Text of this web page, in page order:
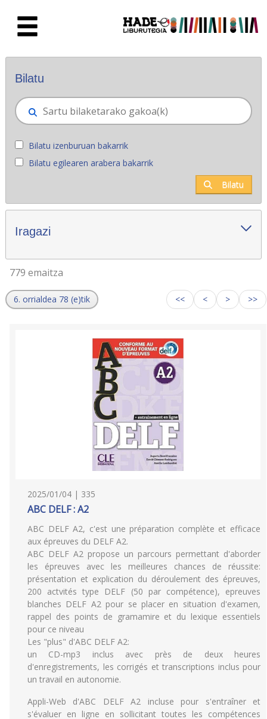
Eskuratu berriak - Liburutegia
Bilatu
Bilatu izenburuan bakarrik
Bilatu egilearen arabera bakarrik
Bilatu
Iragazi
779 emaitza
6. orrialdea 78 (e)tik << < > >>
2025/01/04 | 335
ABC DELF : A2
ABC DELF A2, c'est une préparation complète et efficace
aux épreuves du DELF A2.
ABC DELF A2 propose un parcours permettant d'aborder
les épreuves avec les meilleures chances de réussite:
présentation et explication du déroulement des épreuves,
200 actvités type DELF (50 par compétence), epreuves
blanches DELF A2 pour se placer en situation d'examen,
rappel des points de gramamire et du lexique essentiels
pour ce niveau
Les "plus" d'ABC DELF A2:
un CD-mp3 inclus avec près de deux heures
d'enregistrements, les corrigés et transcriptions inclus pour
un travail en autonomie.
Appli-Web d'ABC DELF A2 incluse pour s'entraîner et
s'évaluer en ligne en sollicitant toutes les compétences